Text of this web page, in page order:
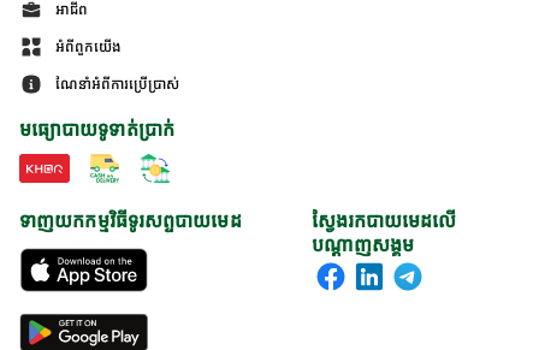
អាជីព
អំពីពួកយើង
ណែនាំអំពីការប្រើប្រាស់
មធ្យោបាយទូទាត់ប្រាក់
ស្វែងរកបាយមេដលើ
បណ្តាញសង្គម
ទាញយកកម្មវិធីទូរសព្ទបាយមេដ